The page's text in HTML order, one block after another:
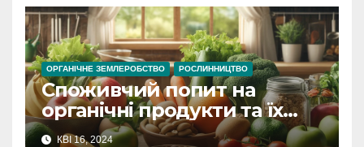
ОРГАНІЧНЕ ЗЕМЛЕРОБСТВО РОСЛИННИЦТВО
Споживчий попит на
органічні продукти та їх
економічний вплив
КВІ 16, 2024